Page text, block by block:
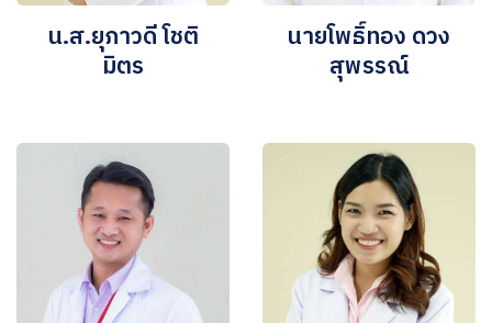
น.ส.ยุภาวดี โชติ
มิตร
นายโพธิ์ทอง ดวง
สุพรรณ์